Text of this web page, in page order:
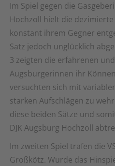
Im Spiel gegen die
Hochzoll hielt die
konstant ihrem Gegner
Satz jedoch unglücklich
3 zeigten die erfahrenen
Augsburgerinnen ihr
versuchten sich mit
starken Aufschlägen zu
diese beiden Sätze und
DJK Augsburg Hochzoll
Im zweiten Spiel trafen die
Großkötz. Wurde das